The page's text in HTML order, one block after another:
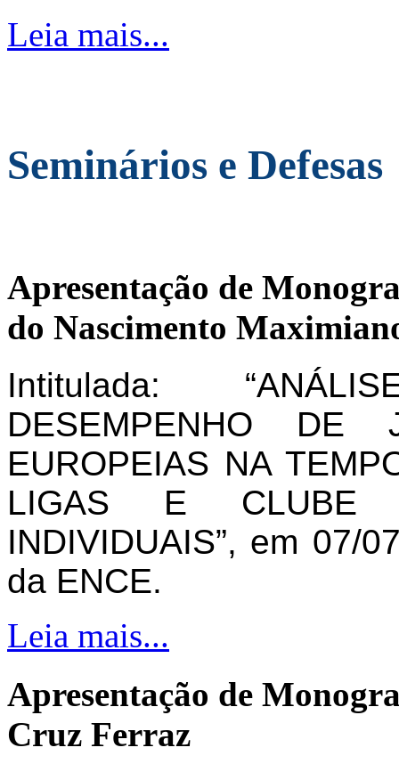
Leia mais...
Seminários e Defesas
Apresentação de
do Nascimento
Intitulada:
DESEMPENHO DE
EUROPEIAS NA
LIGAS E CLUBE
INDIVIDUAIS”, em 07/
da ENCE.
Leia mais...
Apresentação de
Cruz Ferraz